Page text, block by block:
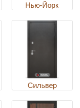
Нью-Йорк
Сильвер